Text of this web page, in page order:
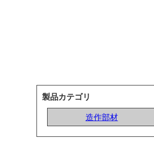
製品カテゴリ
造作部材